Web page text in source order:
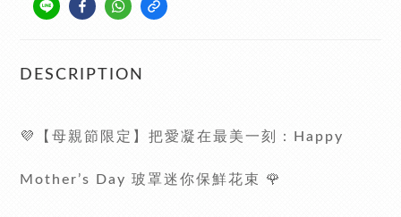
DESCRIPTION
💜【母親節限定】把愛凝在最美一刻：Happy
Mother’s Day 玻罩迷你保鮮花束 🌹